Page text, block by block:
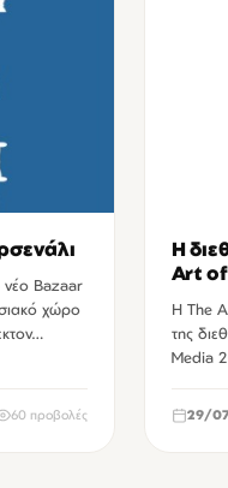
νέο Bazaar
χώρο
60 προβολές
Η
Art of
Η The
της
Media
29/